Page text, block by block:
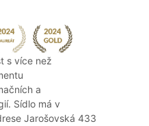
s více než
a
Sídlo má v
Jarošovská 433